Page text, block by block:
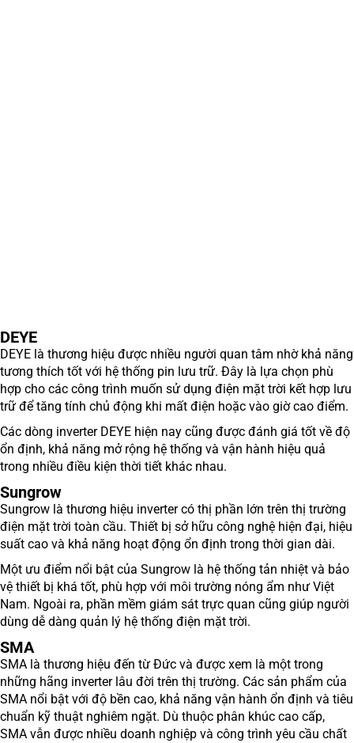
DEYE
DEYE là thương hiệu được nhiều người quan tâm nhờ khả năng
tương thích tốt với hệ thống pin lưu trữ. Đây là lựa chọn phù
hợp cho các công trình muốn sử dụng điện mặt trời kết hợp lưu
trữ để tăng tính chủ động khi mất điện hoặc vào giờ cao điểm.
Các dòng inverter DEYE hiện nay cũng được đánh giá tốt về độ
ổn định, khả năng mở rộng hệ thống và vận hành hiệu quả
trong nhiều điều kiện thời tiết khác nhau.
Sungrow
Sungrow là thương hiệu inverter có thị phần lớn trên thị trường
điện mặt trời toàn cầu. Thiết bị sở hữu công nghệ hiện đại, hiệu
suất cao và khả năng hoạt động ổn định trong thời gian dài.
Một ưu điểm nổi bật của Sungrow là hệ thống tản nhiệt và bảo
vệ thiết bị khá tốt, phù hợp với môi trường nóng ẩm như Việt
Nam. Ngoài ra, phần mềm giám sát trực quan cũng giúp người
dùng dễ dàng quản lý hệ thống điện mặt trời.
SMA
SMA là thương hiệu đến từ Đức và được xem là một trong
những hãng inverter lâu đời trên thị trường. Các sản phẩm của
SMA nổi bật với độ bền cao, khả năng vận hành ổn định và tiêu
chuẩn kỹ thuật nghiêm ngặt. Dù thuộc phân khúc cao cấp,
SMA vẫn được nhiều doanh nghiệp và công trình yêu cầu chất